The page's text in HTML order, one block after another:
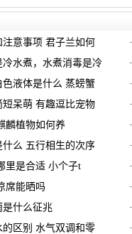
意事项 君子兰如何 ·
水煮，水煮消毒是冷 ·
液体是什么 蒸螃蟹 ·
呆萌 有趣逗比宠物 ·
麟植物如何养 ·
么 五行相生的次序 ·
里是合适 小个子t ·
席能晒吗 ·
什么征兆 ·
区别 水气双调和零 ·